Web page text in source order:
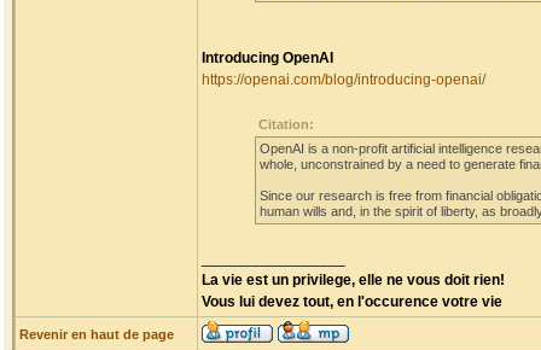
Introducing OpenAI
https://openai.com/blog/introducing-openai/
Citation:
OpenAI is a non-profit artificial intelligence
whole, unconstrained by a need to generate
Since our research is free from financial
human wills and, in the spirit of liberty, as
La vie est un privilege, elle ne vous doit rien!
Vous lui devez tout, en l'occurence votre vie
Revenir en haut de page